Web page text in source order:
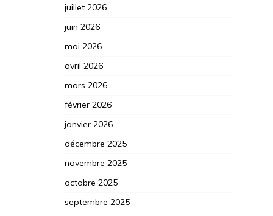
juillet 2026
juin 2026
mai 2026
avril 2026
mars 2026
février 2026
janvier 2026
décembre 2025
novembre 2025
octobre 2025
septembre 2025